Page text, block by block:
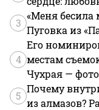
3
«Меня бесила
Пуговка из
4
Его
местам
Чухрая —
5
Почему
из алмазов?